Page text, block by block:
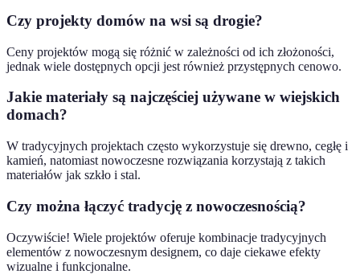
Czy projekty domów na wsi są drogie?
Ceny projektów mogą się różnić w zależności od ich złożoności,
jednak wiele dostępnych opcji jest również przystępnych cenowo.
Jakie materiały są najczęściej używane w wiejskich
domach?
W tradycyjnych projektach często wykorzystuje się drewno, cegłę i
kamień, natomiast nowoczesne rozwiązania korzystają z takich
materiałów jak szkło i stal.
Czy można łączyć tradycję z nowoczesnością?
Oczywiście! Wiele projektów oferuje kombinacje tradycyjnych
elementów z nowoczesnym designem, co daje ciekawe efekty
wizualne i funkcjonalne.